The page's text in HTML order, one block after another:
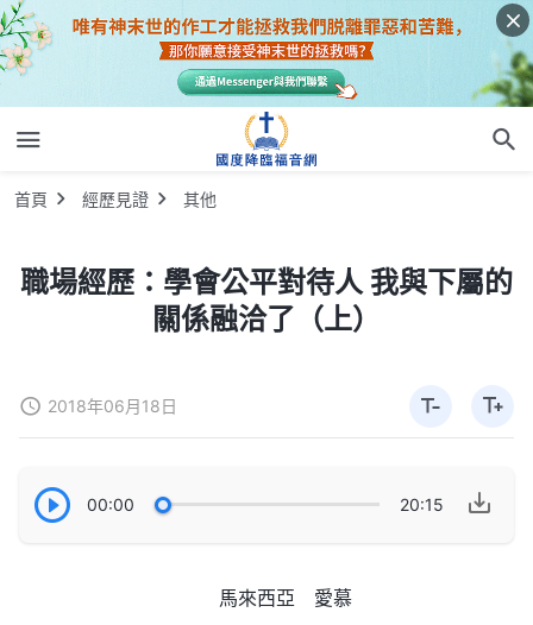
首頁 經歷見證 其他
職場經歷：學會公平對待人 我與下屬的
關係融洽了（上）
2018年06月18日
00:00 20:15
馬來西亞 愛慕